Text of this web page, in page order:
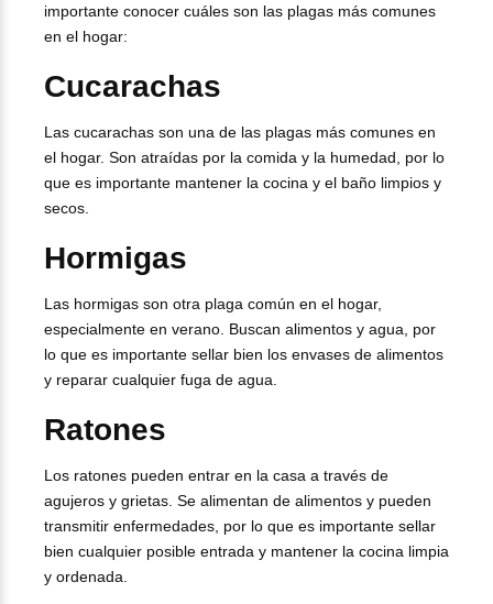
importante conocer cuáles son las plagas más comunes
en el hogar:
Cucarachas
Las cucarachas son una de las plagas más comunes en
el hogar. Son atraídas por la comida y la humedad, por lo
que es importante mantener la cocina y el baño limpios y
secos.
Hormigas
Las hormigas son otra plaga común en el hogar,
especialmente en verano. Buscan alimentos y agua, por
lo que es importante sellar bien los envases de alimentos
y reparar cualquier fuga de agua.
Ratones
Los ratones pueden entrar en la casa a través de
agujeros y grietas. Se alimentan de alimentos y pueden
transmitir enfermedades, por lo que es importante sellar
bien cualquier posible entrada y mantener la cocina limpia
y ordenada.